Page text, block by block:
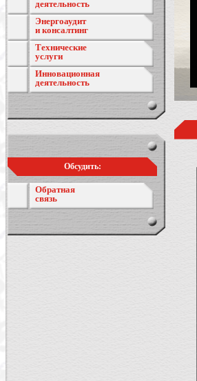
деятельность
Энергоаудит
и консалтинг
Технические
услуги
Инновационная
деятельность
Обсудить:
Обратная
связь